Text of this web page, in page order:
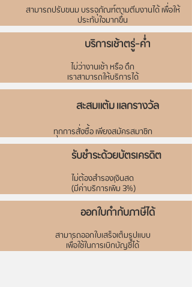
สามารถปรับขนม บรรจุภัณฑ์ตามตีมงานได้ เพื่อให้
ประทับใจมากขึ้น
บริการเช้าตรู่-ค่ำ
ไม่ว่างานเช้า หรือ ดึก
เราสามารถให้บริการได้
สะสมแต้ม แลกรางวัล
ทุกการสั่งซื้อ เพียงสมัครสมาชิก
รับชำระด้วยบัตรเครดิต
ไม่ต้องสำรองเงินสด
(มีค่าบริการเพิ่ม 3%)
ออกใบกำกับภาษีได้
สามารถออกใบเสร็จเต็มรูปแบบ
เพื่อใช้ในการเบิกบัญชีได้